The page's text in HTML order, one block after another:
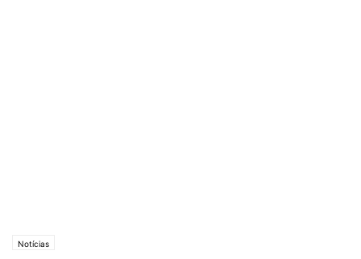
Notícias